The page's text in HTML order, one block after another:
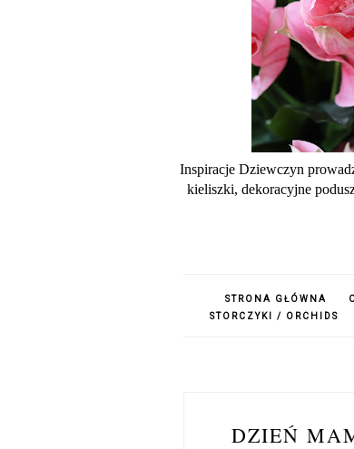
Inspiracje Dziewczyn
kieliszki, dekoracyjne
STRONA GŁÓWNA
STORCZYKI / ORCHIDS
DZIEŃ